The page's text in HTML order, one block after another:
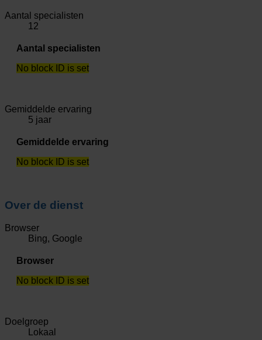
Aantal specialisten
12
Aantal specialisten
No block ID is set
Gemiddelde ervaring
5 jaar
Gemiddelde ervaring
No block ID is set
Over de dienst
Browser
Bing, Google
Browser
No block ID is set
Doelgroep
Lokaal